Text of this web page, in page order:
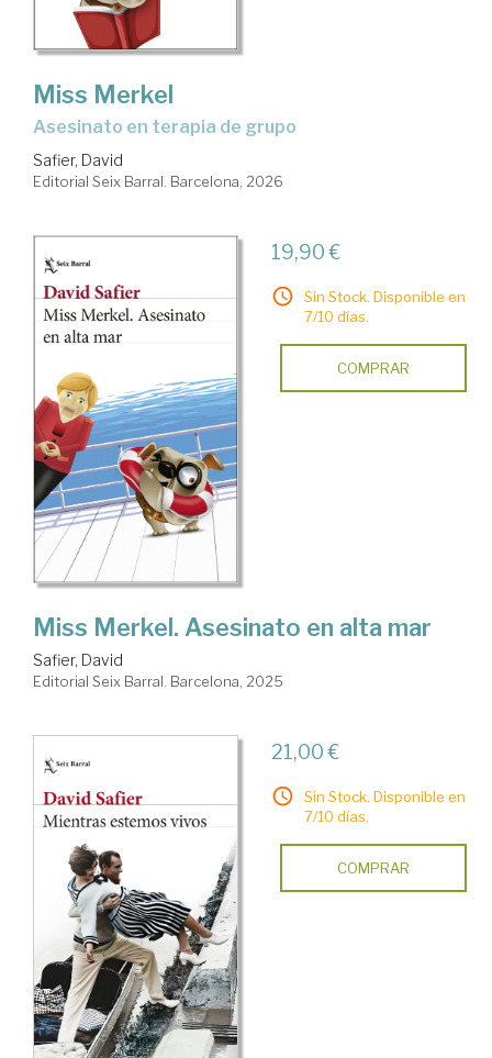
Miss Merkel
Asesinato en terapia de grupo
Safier, David
Editorial Seix Barral. Barcelona, 2026
19,90 €
Sin Stock. Disponible en
7/10 días.
COMPRAR
Miss Merkel. Asesinato en alta mar
Safier, David
Editorial Seix Barral. Barcelona, 2025
21,00 €
Sin Stock. Disponible en
7/10 días.
COMPRAR